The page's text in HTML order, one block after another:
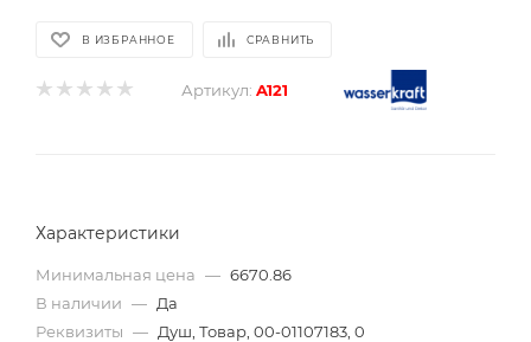
В ИЗБРАННОЕ СРАВНИТЬ
Артикул: A121
Характеристики
Минимальная цена — 6670.86
В наличии — Да
Реквизиты — Душ, Товар, 00-01107183, 0